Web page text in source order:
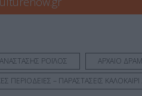
ΑΝΑΣΤΑΣΗΣ ΡΟΪΛΟΣ ΑΡΧΑΙΟ
ΠΕΡΙΟΔΕΙΕΣ – ΠΑΡΑΣΤΑΣΕΙΣ ΚΑΛΟΚΑΙΡΙ